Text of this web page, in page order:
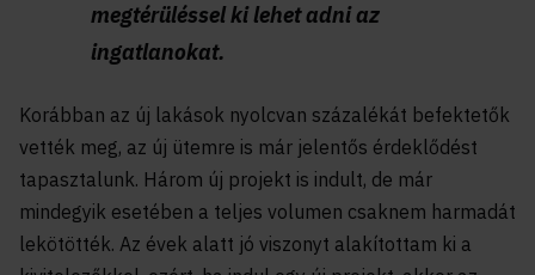
megtérüléssel ki lehet adni az
ingatlanokat.
Korábban az új lakások nyolcvan százalékát befektetők
vették meg, az új ütemre is már jelentős érdeklődést
tapasztalunk. Három új projekt is indult, de már
mindegyik esetében a teljes volumen csaknem harmadát
lekötötték. Az évek alatt jó viszonyt alakítottam ki a